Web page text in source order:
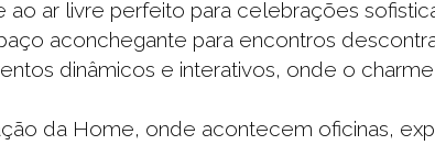
ao ar livre perfeito para celebrações
aconchegante para encontros
dinâmicos e interativos, onde o
da Home, onde acontecem oficinas,